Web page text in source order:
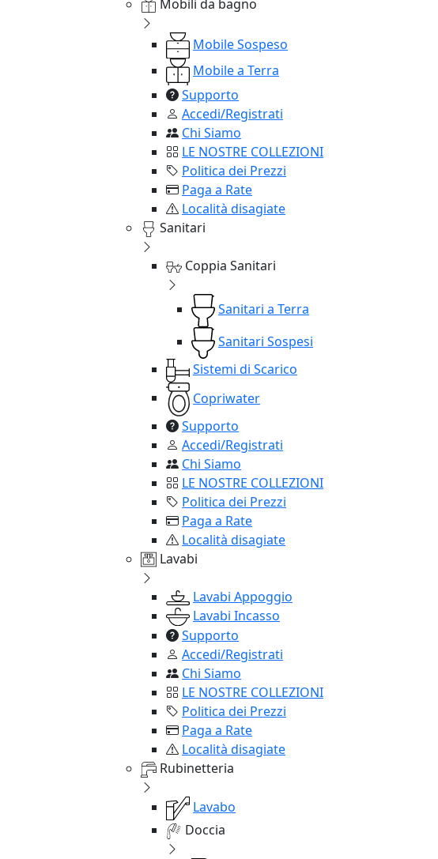
Mobili da bagno
Mobile Sospeso
Mobile a Terra
Supporto
Accedi/Registrati
Chi Siamo
LE NOSTRE COLLEZIONI
Politica dei Prezzi
Paga a Rate
Località disagiate
Sanitari
Coppia Sanitari
Sanitari a Terra
Sanitari Sospesi
Sistemi di Scarico
Copriwater
Supporto
Accedi/Registrati
Chi Siamo
LE NOSTRE COLLEZIONI
Politica dei Prezzi
Paga a Rate
Località disagiate
Lavabi
Lavabi Appoggio
Lavabi Incasso
Supporto
Accedi/Registrati
Chi Siamo
LE NOSTRE COLLEZIONI
Politica dei Prezzi
Paga a Rate
Località disagiate
Rubinetteria
Lavabo
Doccia